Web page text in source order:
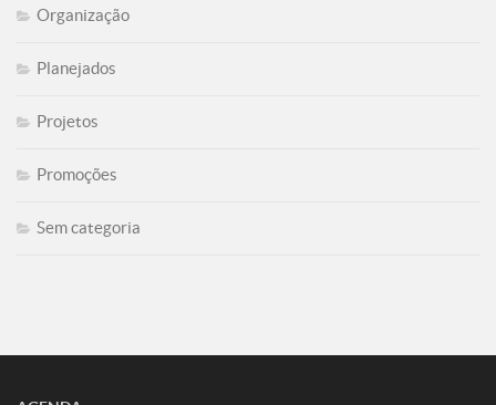
Organização
Planejados
Projetos
Promoções
Sem categoria